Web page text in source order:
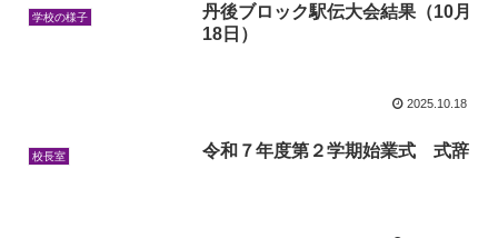
学校の様子
丹後ブロック駅伝大会結果（10月
18日）
2025.10.18
校長室 令和７年度第２学期始業式 式辞